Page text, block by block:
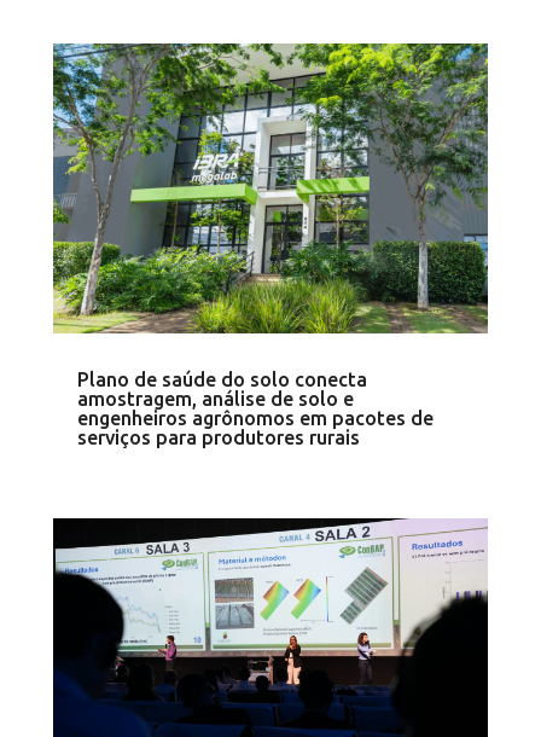
Plano de saúde do solo conecta
amostragem, análise de solo e
engenheiros agrônomos em pacotes de
serviços para produtores rurais